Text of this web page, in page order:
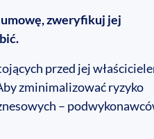
umowę, zweryfikuj jej
przed jej
zminimalizować ryzyko
–